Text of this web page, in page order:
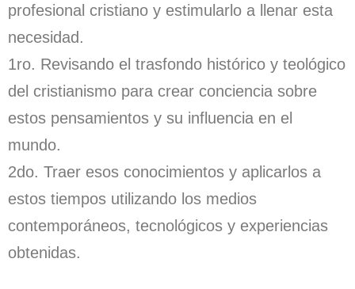
profesional cristiano y estimularlo a llenar esta
necesidad.
1ro. Revisando el trasfondo histórico y teológico
del cristianismo para crear conciencia sobre
estos pensamientos y su influencia en el
mundo.
2do. Traer esos conocimientos y aplicarlos a
estos tiempos utilizando los medios
contemporáneos, tecnológicos y experiencias
obtenidas.